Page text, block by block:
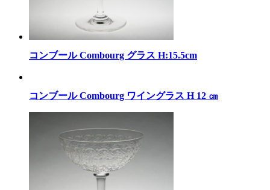
コンブール Combourg グラス H:15.5cm
コンブール Combourg ワイングラス H 12 ㎝